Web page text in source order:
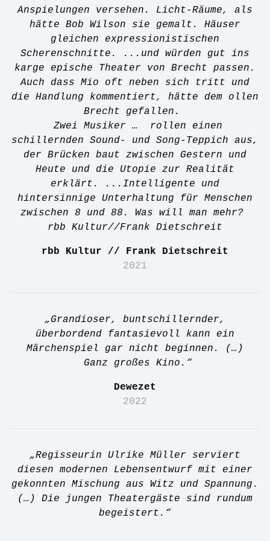
Anspielungen versehen. Licht-Räume, als
hätte Bob Wilson sie gemalt. Häuser
gleichen expressionistischen
Scherenschnitte. ...und würden gut ins
karge epische Theater von Brecht passen.
Auch dass Mio oft neben sich tritt und
die Handlung kommentiert, hätte dem ollen
Brecht gefallen.
Zwei Musiker … rollen einen
schillernden Sound- und Song-Teppich aus,
der Brücken baut zwischen Gestern und
Heute und die Utopie zur Realität
erklärt. ...Intelligente und
hintersinnige Unterhaltung für Menschen
zwischen 8 und 88. Was will man mehr?
rbb Kultur//Frank Dietschreit
rbb Kultur // Frank Dietschreit
2021
„Grandioser, buntschillernder,
überbordend fantasievoll kann ein
Märchenspiel gar nicht beginnen. (…)
Ganz großes Kino.“
Dewezet
2022
„Regisseurin Ulrike Müller serviert
diesen modernen Lebensentwurf mit einer
gekonnten Mischung aus Witz und Spannung.
(…) Die jungen Theatergäste sind rundum
begeistert.“